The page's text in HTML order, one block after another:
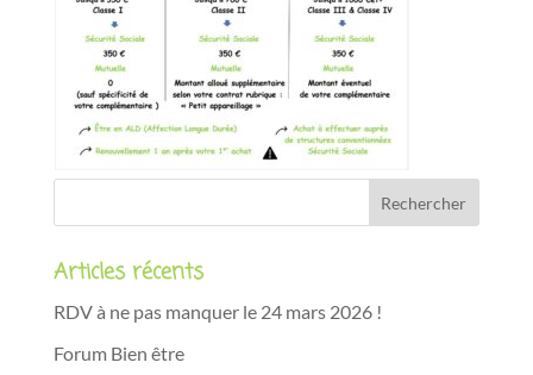
Articles récents
RDV à ne pas manquer le 24 mars 2026 !
Forum Bien être